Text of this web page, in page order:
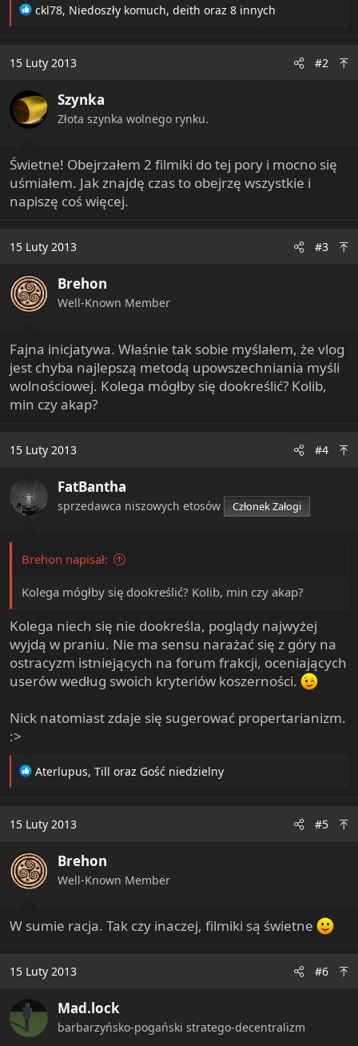
R
t
o
n
s
ckl78, Niedoszły komuch, deith oraz 8 innych
15 Luty 2013 #2
Szynka
Złota szynka wolnego rynku.
Świetne! Obejrzałem 2 filmiki do tej pory i mocno się
uśmiałem. Jak znajdę czas to obejrzę wszystkie i
napiszę coś więcej.
15 Luty 2013 #3
Brehon
Well-Known Member
Fajna inicjatywa. Właśnie tak sobie myślałem, że vlog
jest chyba najlepszą metodą upowszechniania myśli
wolnościowej. Kolega mógłby się dookreślić? Kolib,
min czy akap?
15 Luty 2013 #4
FatBantha
sprzedawca niszowych etosów Członek Załogi
Brehon napisał:
Kolega mógłby się dookreślić? Kolib, min czy akap?
Kolega niech się nie dookreśla, poglądy najwyżej
wyjdą w praniu. Nie ma sensu narażać się z góry na
ostracyzm istniejących na forum frakcji, oceniających
userów według swoich kryteriów koszerności.
Nick natomiast zdaje się sugerować propertarianizm.
:>
R
t
o
n
s
Aterlupus, Till oraz Gość niedzielny
15 Luty 2013 #5
Brehon
Well-Known Member
W sumie racja. Tak czy inaczej, filmiki są świetne
15 Luty 2013 #6
Mad.lock
barbarzyńsko-pogański stratego-decentralizm